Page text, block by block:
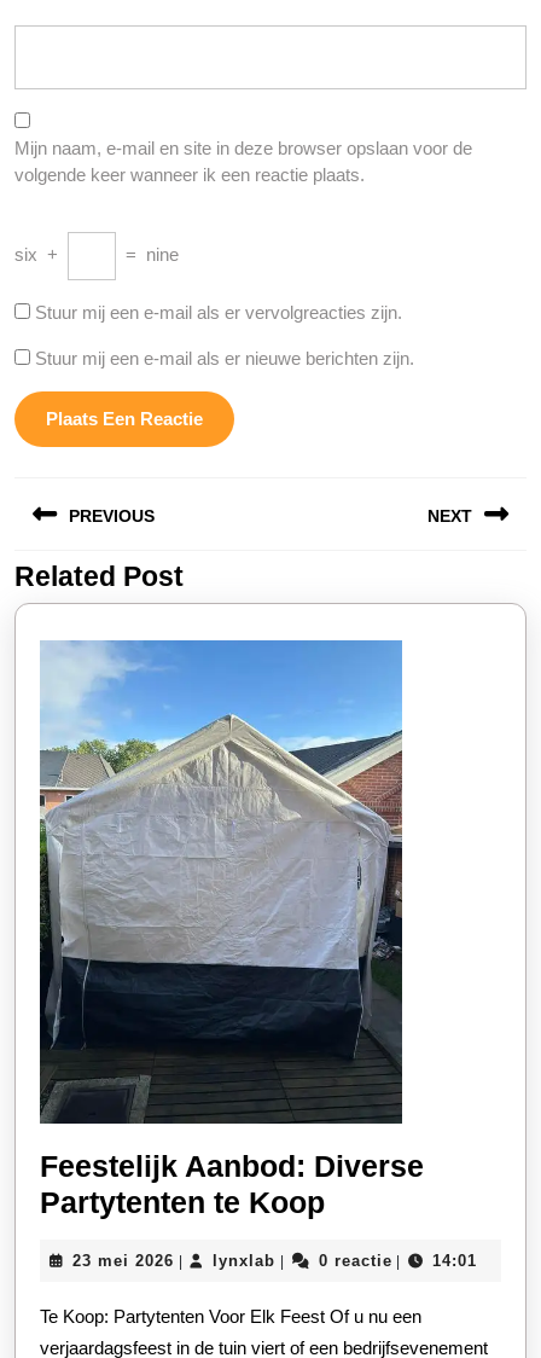
Mijn naam, e-mail en site in deze browser opslaan voor de
volgende keer wanneer ik een reactie plaats.
six + = nine
Stuur mij een e-mail als er vervolgreacties zijn.
Stuur mij een e-mail als er nieuwe berichten zijn.
PREVIOUS
Vorige
bericht:
NEXT
bericht:
Related Post
Feestelijk Aanbod: Diverse
Partytenten te KoopFeestelijk
Diverse
Partytenten
te
23 mei 2026 23
2026
lynxlab lynxlab0 reactie 14:01
Te Koop: Partytenten Voor Elk Feest Of u nu een
verjaardagsfeest in de tuin viert of een bedrijfsevenement